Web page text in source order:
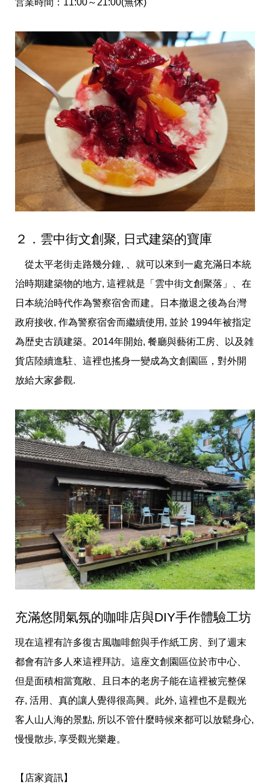
２．雲中街文創聚, 日式建築的寶庫
從太平老街走路幾分鐘, 、就可以來到一處充滿日本統
治時期建築物的地方, 這裡就是「雲中街文創聚落」、在
日本統治時代作為警察宿舍而建。日本撤退之後為台灣
政府接收, 作為警察宿舍而繼續使用, 並於 1994年被指定
為歴史古蹟建築。2014年開始, 餐廳與藝術工房、以及雑
貨店陸續進駐、這裡也搖身一變成為文創園區，對外開
放給大家參觀.
充滿悠閒氣氛的咖啡店與DIY手作體驗工坊
現在這裡有許多復古風咖啡館與手作紙工房、到了週末
都會有許多人來這裡拜訪。這座文創園區位於市中心、
但是面積相當寬敞、且日本的老房子能在這裡被完整保
存, 活用、真的讓人覺得很高興。此外, 這裡也不是觀光
客人山人海的景點, 所以不管什麼時候來都可以放鬆身心,
慢慢散歩, 享受觀光樂趣。
【店家資訊】